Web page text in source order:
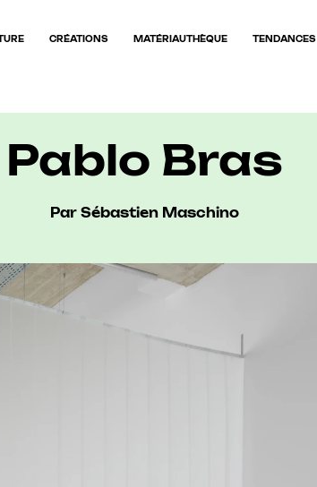
CRÉATIONS MATÉRIAUTHÈQUE TENDANCES
Pablo Bras
Par Sébastien Maschino